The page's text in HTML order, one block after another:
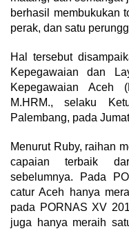
berhasil membukukan
perak, dan satu
Hal tersebut
Kepegawaian dan
Kepegawaian Aceh
M.HRM., selaku
Palembang, pada
Menurut Ruby, raihan
capaian terbaik
sebelumnya. Pada
catur Aceh hanya
pada PORNAS XV
juga hanya meraih